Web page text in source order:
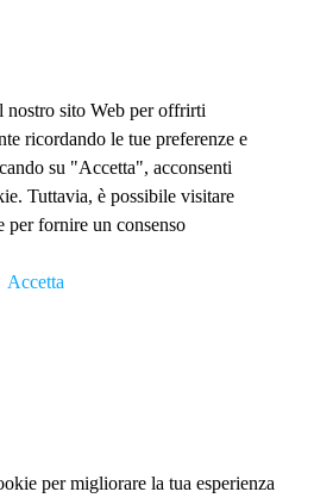
sito Web per offrirti
ricordando le tue preferenze e
su "Accetta", acconsenti
Tuttavia, è possibile visitare
per fornire un consenso
Accetta
per migliorare la tua esperienza